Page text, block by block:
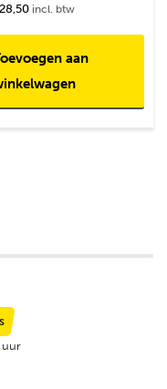
incl. btw
aan
uur